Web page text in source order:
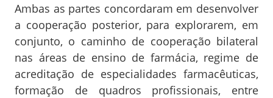
Ambas as partes concordaram em desenvolver
a cooperação posterior, para explorarem, em
conjunto, o caminho de cooperação bilateral
nas áreas de ensino de farmácia, regime de
acreditação de especialidades farmacêuticas,
formação de quadros profissionais, entre